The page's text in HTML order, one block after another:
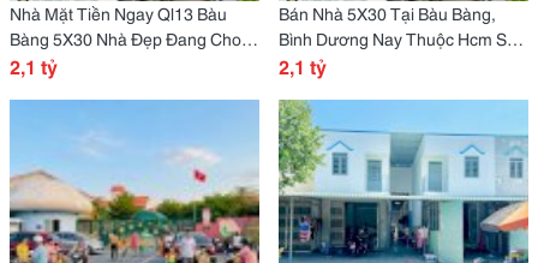
Nhà Mặt Tiền Ngay Ql13 Bàu
Bàng 5X30 Nhà Đẹp Đang Cho
Thuê Dòng Tiền - 150M2 - 6Pn -
2,1 tỷ
Bán Nhà 5X30 Tại Bàu Bàng,
Bình Dương Nay Thuộc Hcm Sổ
Đỏ Riêng Chỉ 2.1 Tỷ - Hiếm Có
2,1 tỷ